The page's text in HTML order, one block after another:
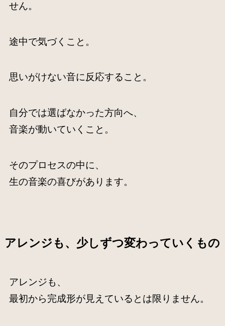
せん。
途中で気づくこと。
思いがけない音に反応すること。
自分では選ばなかった方向へ、
音楽が動いていくこと。
そのプロセスの中に、
生の音楽の喜びがあります。
アレンジも、少しずつ変わっていくもの
アレンジも、
最初から完成形が見えているとは限りません。